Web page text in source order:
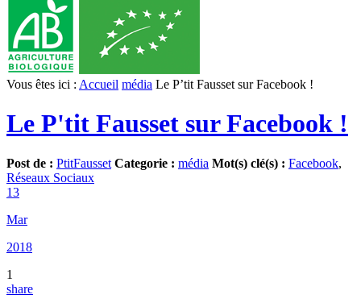
Vous êtes ici : Accueil média Le P’tit Fausset sur Facebook !
Le P'tit Fausset sur Facebook !
Post de : PtitFausset Categorie : média Mot(s) clé(s) : Facebook,
Réseaux Sociaux
13
Mar
2018
1
share